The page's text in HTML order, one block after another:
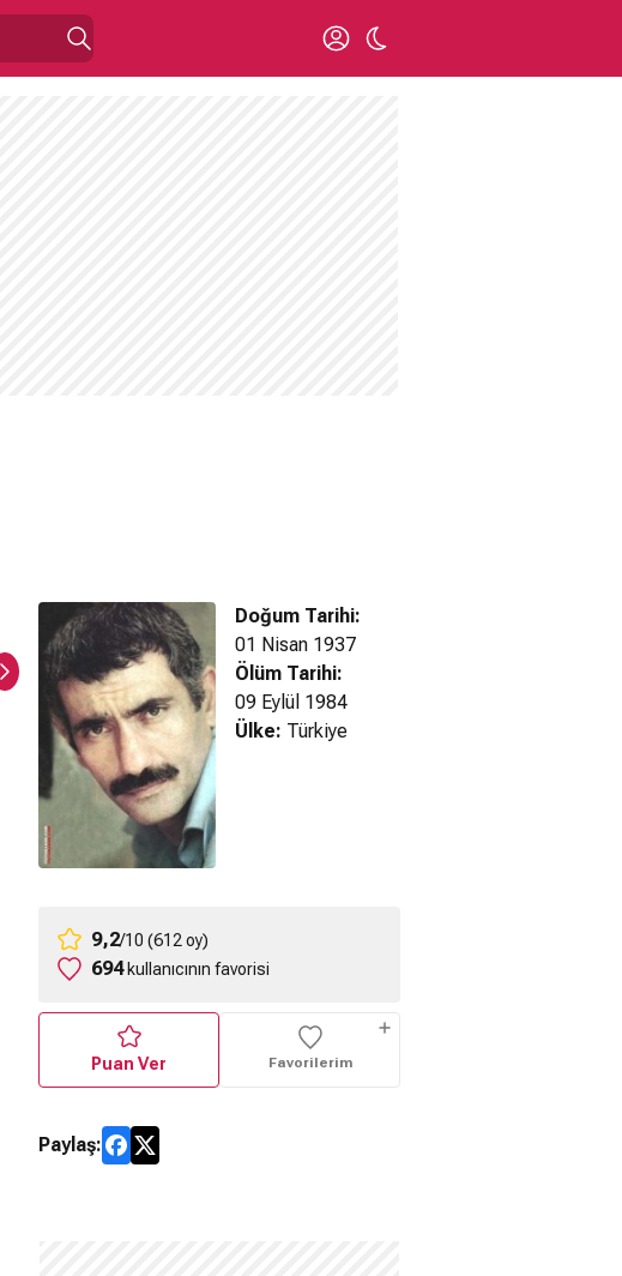
Umut Sahne Umut Sahne
Doğum Tarihi:
01 Nisan 1937
Ölüm Tarihi:
09 Eylül 1984
Ülke: Türkiye
9,2/10 (612 oy)
694kullanıcının favorisi
Puan Ver Favorilerim
Paylaş: